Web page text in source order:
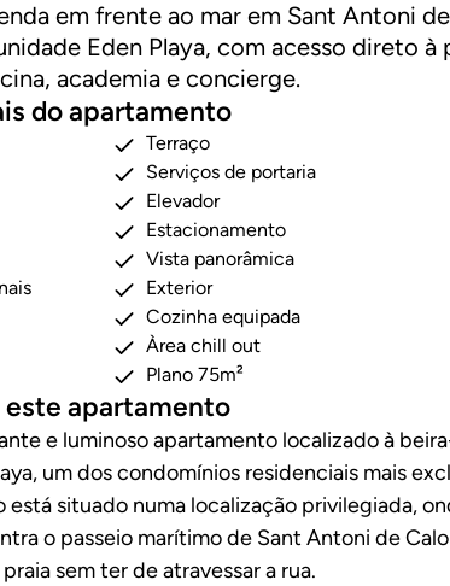
em frente ao mar em Sant Antoni de
Eden Playa, com acesso direto à
academia e concierge.
do apartamento
Terraço
Serviços de portaria
Elevador
Estacionamento
Vista panorâmica
Exterior
Cozinha equipada
Àrea chill out
Plano 75m²
este apartamento
e luminoso apartamento localizado à
um dos condomínios residenciais mais
está situado numa localização privilegiada,
o passeio marítimo de Sant Antoni de
sem ter de atravessar a rua.